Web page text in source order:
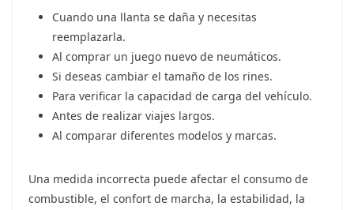
Cuando una llanta se daña y necesitas
reemplazarla.
Al comprar un juego nuevo de neumáticos.
Si deseas cambiar el tamaño de los rines.
Para verificar la capacidad de carga del vehículo.
Antes de realizar viajes largos.
Al comparar diferentes modelos y marcas.
Una medida incorrecta puede afectar el consumo de
combustible, el confort de marcha, la estabilidad, la